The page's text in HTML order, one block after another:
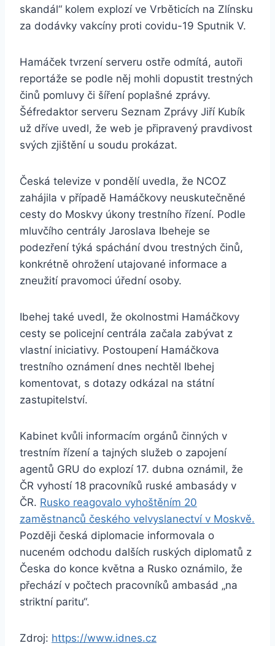
skandál“ kolem explozí ve Vrběticích na Zlínsku
za dodávky vakcíny proti covidu-19 Sputnik V.
Hamáček tvrzení serveru ostře odmítá, autoři
reportáže se podle něj mohli dopustit trestných
činů pomluvy či šíření poplašné zprávy.
Šéfredaktor serveru Seznam Zprávy Jiří Kubík
už dříve uvedl, že web je připravený pravdivost
svých zjištění u soudu prokázat.
Česká televize v pondělí uvedla, že NCOZ
zahájila v případě Hamáčkovy neuskutečněné
cesty do Moskvy úkony trestního řízení. Podle
mluvčího centrály Jaroslava Ibeheje se
podezření týká spáchání dvou trestných činů,
konkrétně ohrožení utajované informace a
zneužití pravomoci úřední osoby.
Ibehej také uvedl, že okolnostmi Hamáčkovy
cesty se policejní centrála začala zabývat z
vlastní iniciativy. Postoupení Hamáčkova
trestního oznámení dnes nechtěl Ibehej
komentovat, s dotazy odkázal na státní
zastupitelství.
Kabinet kvůli informacím orgánů činných v
trestním řízení a tajných služeb o zapojení
agentů GRU do explozí 17. dubna oznámil, že
ČR vyhostí 18 pracovníků ruské ambasády v
ČR. Rusko reagovalo vyhoštěním 20
zaměstnanců českého velvyslanectví v Moskvě.
Později česká diplomacie informovala o
nuceném odchodu dalších ruských diplomatů z
Česka do konce května a Rusko oznámilo, že
přechází v počtech pracovníků ambasád „na
striktní paritu“.
Zdroj: https://www.idnes.cz